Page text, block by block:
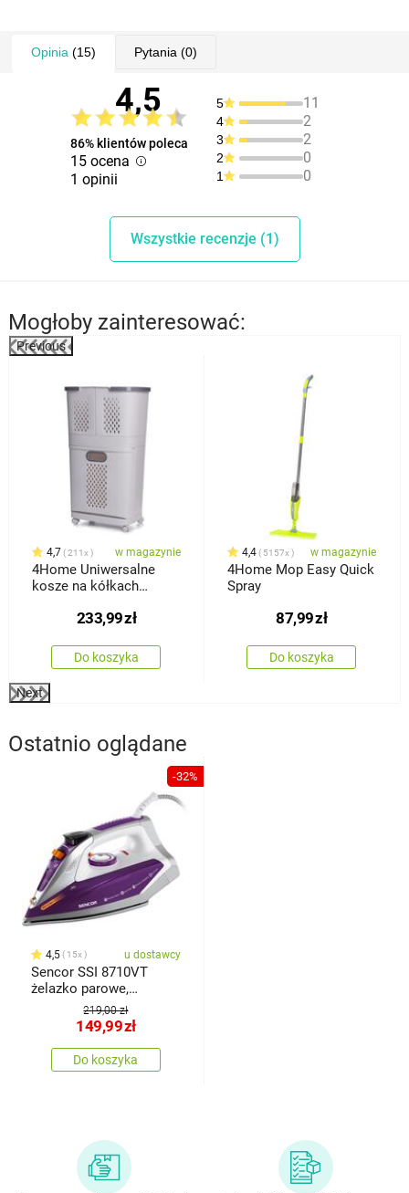
uderzenie pary
płynne wyjście pary: 25 g/min
uderzenie pary: 120 g/min
· stała para: 25 g/min
temperatury
Opinia (15) Pytania (0)
4,5
86% klientów poleca
15 ocena
1 opinii
5 11
4 2
3 2
2 0
1 0
Wszystkie recenzje (1)
Mogłoby zainteresować:
Previous
4,7 211x w magazynie
4Home Uniwersalne
kosze na kółkach
233,99zł
Do koszyka
4,4 5157x w magazynie
4Home Mop Easy Quick
Spray
87,99zł
Do koszyka
Next
Ostatnio oglądane
-32%
4,5 15x u dostawcy
Sencor SSI 8710VT
żelazko parowe,
fioletowy219,00 zł
149,99zł
Do koszyka